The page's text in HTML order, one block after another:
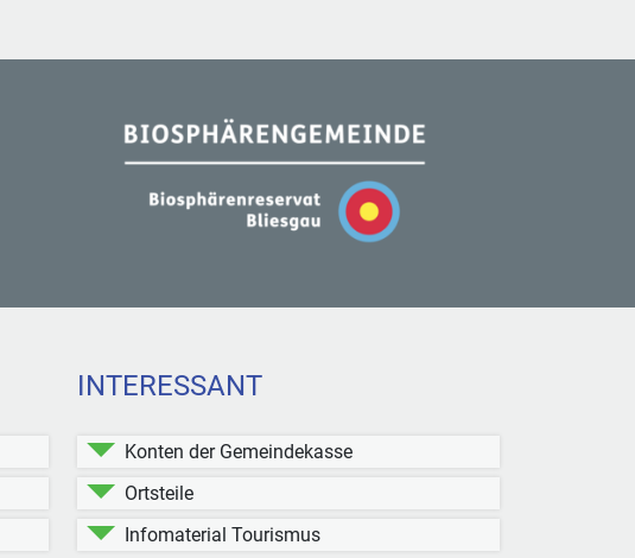
INTERESSANT
Konten der Gemeindekasse
Ortsteile
Infomaterial Tourismus